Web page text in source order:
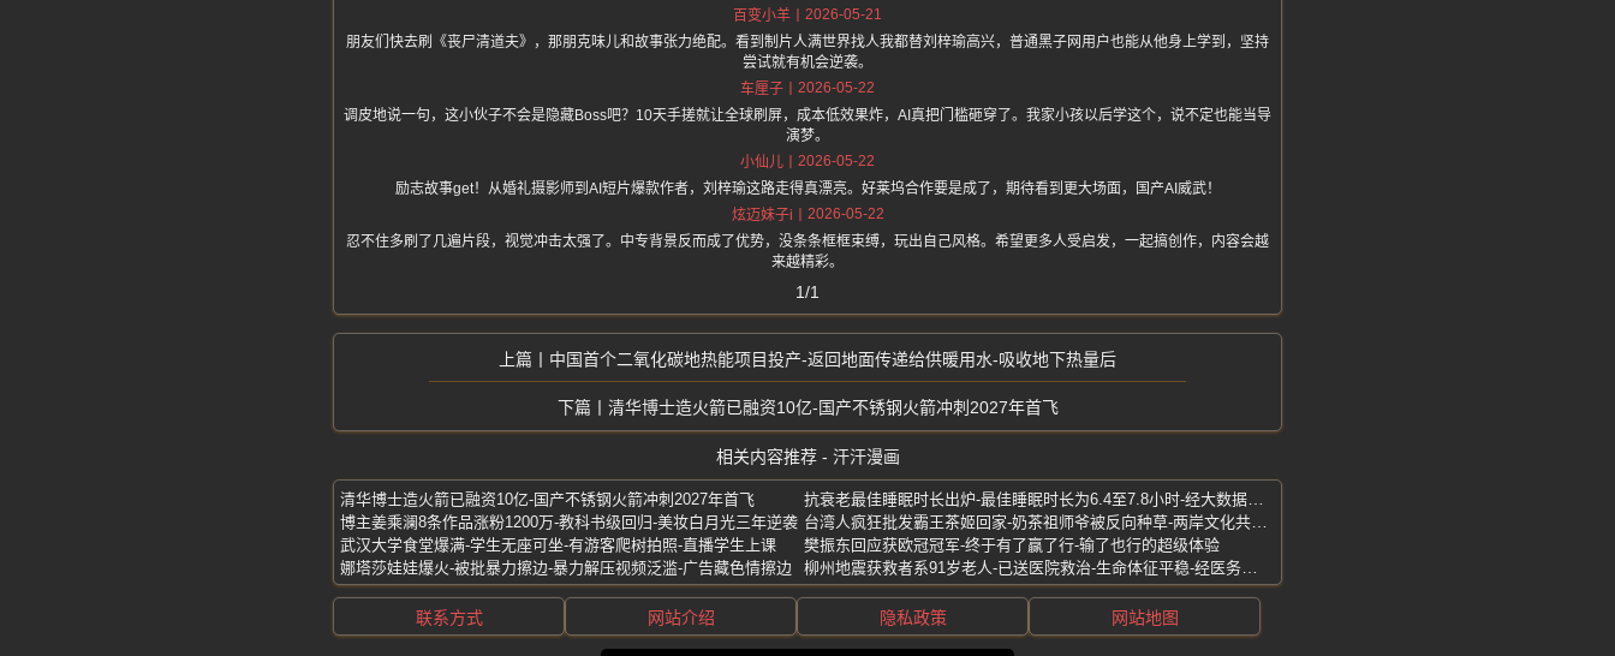
百变小羊
2026-05-21
朋友们快去刷《丧尸清道夫》，那朋克味儿和故事张力绝配。看到制片人满世界找人我都替刘梓瑜高兴，普通黑子网用户也能从他身上学到，坚持
尝试就有机会逆袭。
车厘子
2026-05-22
调皮地说一句，这小伙子不会是隐藏Boss吧？10天手搓就让全球刷屏，成本低效果炸，AI真把门槛砸穿了。我家小孩以后学这个，说不定也能当导
演梦。
小仙儿
2026-05-22
励志故事get！从婚礼摄影师到AI短片爆款作者，刘梓瑜这路走得真漂亮。好莱坞合作要是成了，期待看到更大场面，国产AI威武！
炫迈妹子i
2026-05-22
忍不住多刷了几遍片段，视觉冲击太强了。中专背景反而成了优势，没条条框框束缚，玩出自己风格。希望更多人受启发，一起搞创作，内容会越
来越精彩。
1/1
中国首个二氧化碳地热能项目投产-返回地面传递给供暖用水-吸收地下热量后
清华博士造火箭已融资10亿-国产不锈钢火箭冲刺2027年首飞
相关内容推荐 - 汗汗漫画
清华博士造火箭已融资10亿-国产不锈钢火箭冲刺2027年首飞
博主姜乘澜8条作品涨粉1200万-教科书级回归-美妆白月光三年逆袭
武汉大学食堂爆满-学生无座可坐-有游客爬树拍照-直播学生上课
樊振东回应获欧冠冠军-终于有了赢了行-输了也行的超级体验
娜塔莎娃娃爆火-被批暴力擦边-暴力解压视频泛滥-广告藏色情擦边
联系方式 网站介绍 隐私政策 网站地图